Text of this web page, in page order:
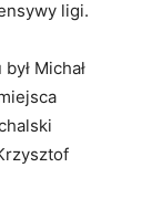
ligi.
Michał